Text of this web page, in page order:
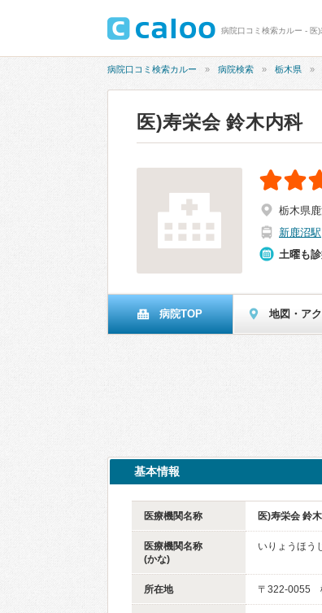
病院口コミ検索カルー - 医
病院口コミ検索カルー 病院検索 栃木県
医)寿栄会 鈴木内科
栃木県
新鹿沼駅
土曜も
病院TOP 地図・ア
基本情報
医療機関名称 医)寿栄会 鈴
医療機関名称
(かな)
いりょうほう
所在地 〒322-0055